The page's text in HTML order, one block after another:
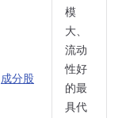
成分股
模
大、
流动
性好
的最
具代